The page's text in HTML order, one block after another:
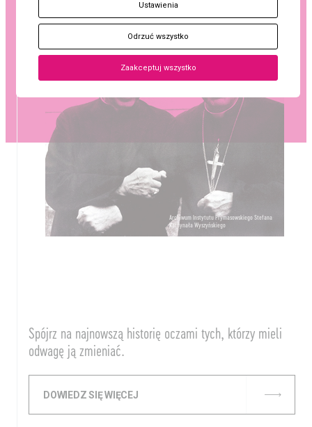
Bilet
papież Jan Paweł II
prymas Stefan Wyszyński
Spójrz na najnowszą historię oczami tych, którzy mieli
odwagę ją zmieniać.
DOWIEDZ SIĘ WIĘCEJ
Archiwum Instytutu Prymasowskiego Stefana
Kardynała Wyszyńskiego
Ustawienia
Odrzuć wszystko
Zaakceptuj wszystko